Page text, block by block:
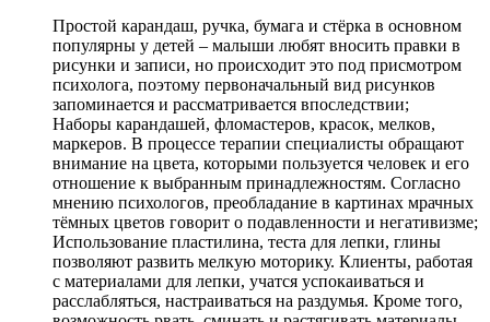
Простой карандаш, ручка, бумага и стёрка в основном
популярны у детей – малыши любят вносить правки в
рисунки и записи, но происходит это под присмотром
психолога, поэтому первоначальный вид рисунков
запоминается и рассматривается впоследствии;
Наборы карандашей, фломастеров, красок, мелков,
маркеров. В процессе терапии специалисты обращают
внимание на цвета, которыми пользуется человек и его
отношение к выбранным принадлежностям. Согласно
мнению психологов, преобладание в картинах мрачных
тёмных цветов говорит о подавленности и негативизме;
Использование пластилина, теста для лепки, глины
позволяют развить мелкую моторику. Клиенты, работая
с материалами для лепки, учатся успокаиваться и
расслабляться, настраиваться на раздумья. Кроме того,